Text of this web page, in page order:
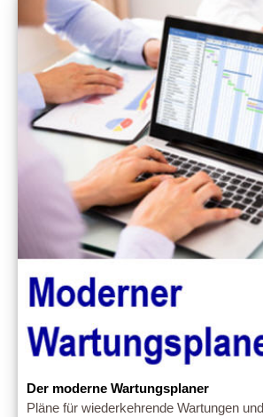
Der moderne Wartungsplaner
Pläne für wiederkehrende Wartungen